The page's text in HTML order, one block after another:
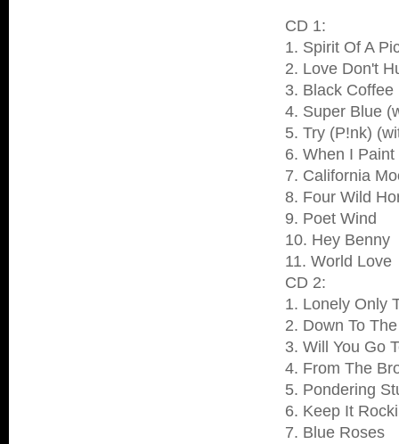
CD 1:
1. Spirit Of A
2. Love Don't
3. Black
4. Super Blue
5. Try (P!nk)
6. When I
7. California
8. Four Wild
9. Poet Wind
10. Hey Benny
11. World Love
CD 2:
1. Lonely Only
2. Down To
3. Will You Go
4. From The
5. Pondering
6. Keep It
7. Blue Roses